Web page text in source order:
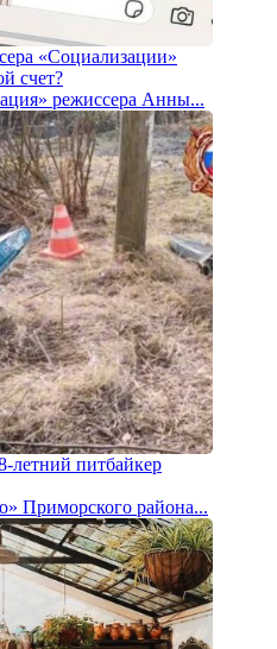
«Социализации»
счет?
режиссера Анны...
летний питбайкер
Приморского района...